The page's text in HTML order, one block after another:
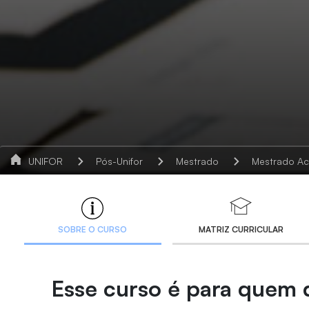
UNIFOR Pós-Unifor Mestrado Mestrado
SOBRE O CURSO MATRIZ CURRICULAR
Esse curso é para quem